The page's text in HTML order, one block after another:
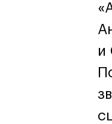
Политика
Публичная оферта
и